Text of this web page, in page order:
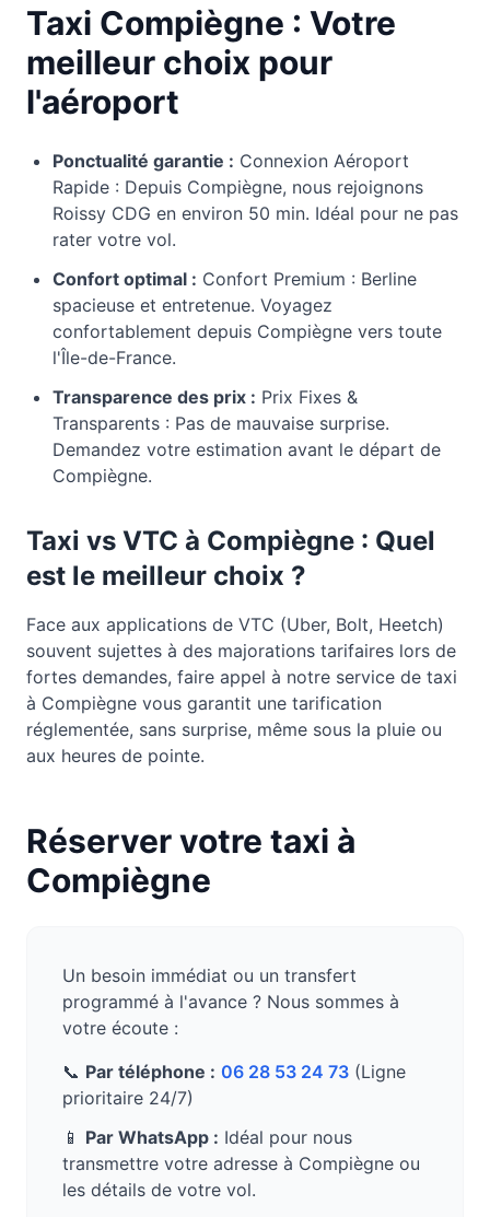
Taxi Compiègne : Votre
meilleur choix pour
l'aéroport
Ponctualité garantie : Connexion Aéroport
Rapide : Depuis Compiègne, nous rejoignons
Roissy CDG en environ 50 min. Idéal pour ne pas
rater votre vol.
Confort optimal : Confort Premium : Berline
spacieuse et entretenue. Voyagez
confortablement depuis Compiègne vers toute
l'Île-de-France.
Transparence des prix : Prix Fixes &
Transparents : Pas de mauvaise surprise.
Demandez votre estimation avant le départ de
Compiègne.
Taxi vs VTC à Compiègne : Quel
est le meilleur choix ?
Face aux applications de VTC (Uber, Bolt, Heetch)
souvent sujettes à des majorations tarifaires lors de
fortes demandes, faire appel à notre service de taxi
à Compiègne vous garantit une tarification
réglementée, sans surprise, même sous la pluie ou
aux heures de pointe.
Réserver votre taxi à
Compiègne
Un besoin immédiat ou un transfert
programmé à l'avance ? Nous sommes à
votre écoute :
📞 Par téléphone : 06 28 53 24 73 (Ligne
prioritaire 24/7)
📱 Par WhatsApp : Idéal pour nous
transmettre votre adresse à Compiègne ou
les détails de votre vol.